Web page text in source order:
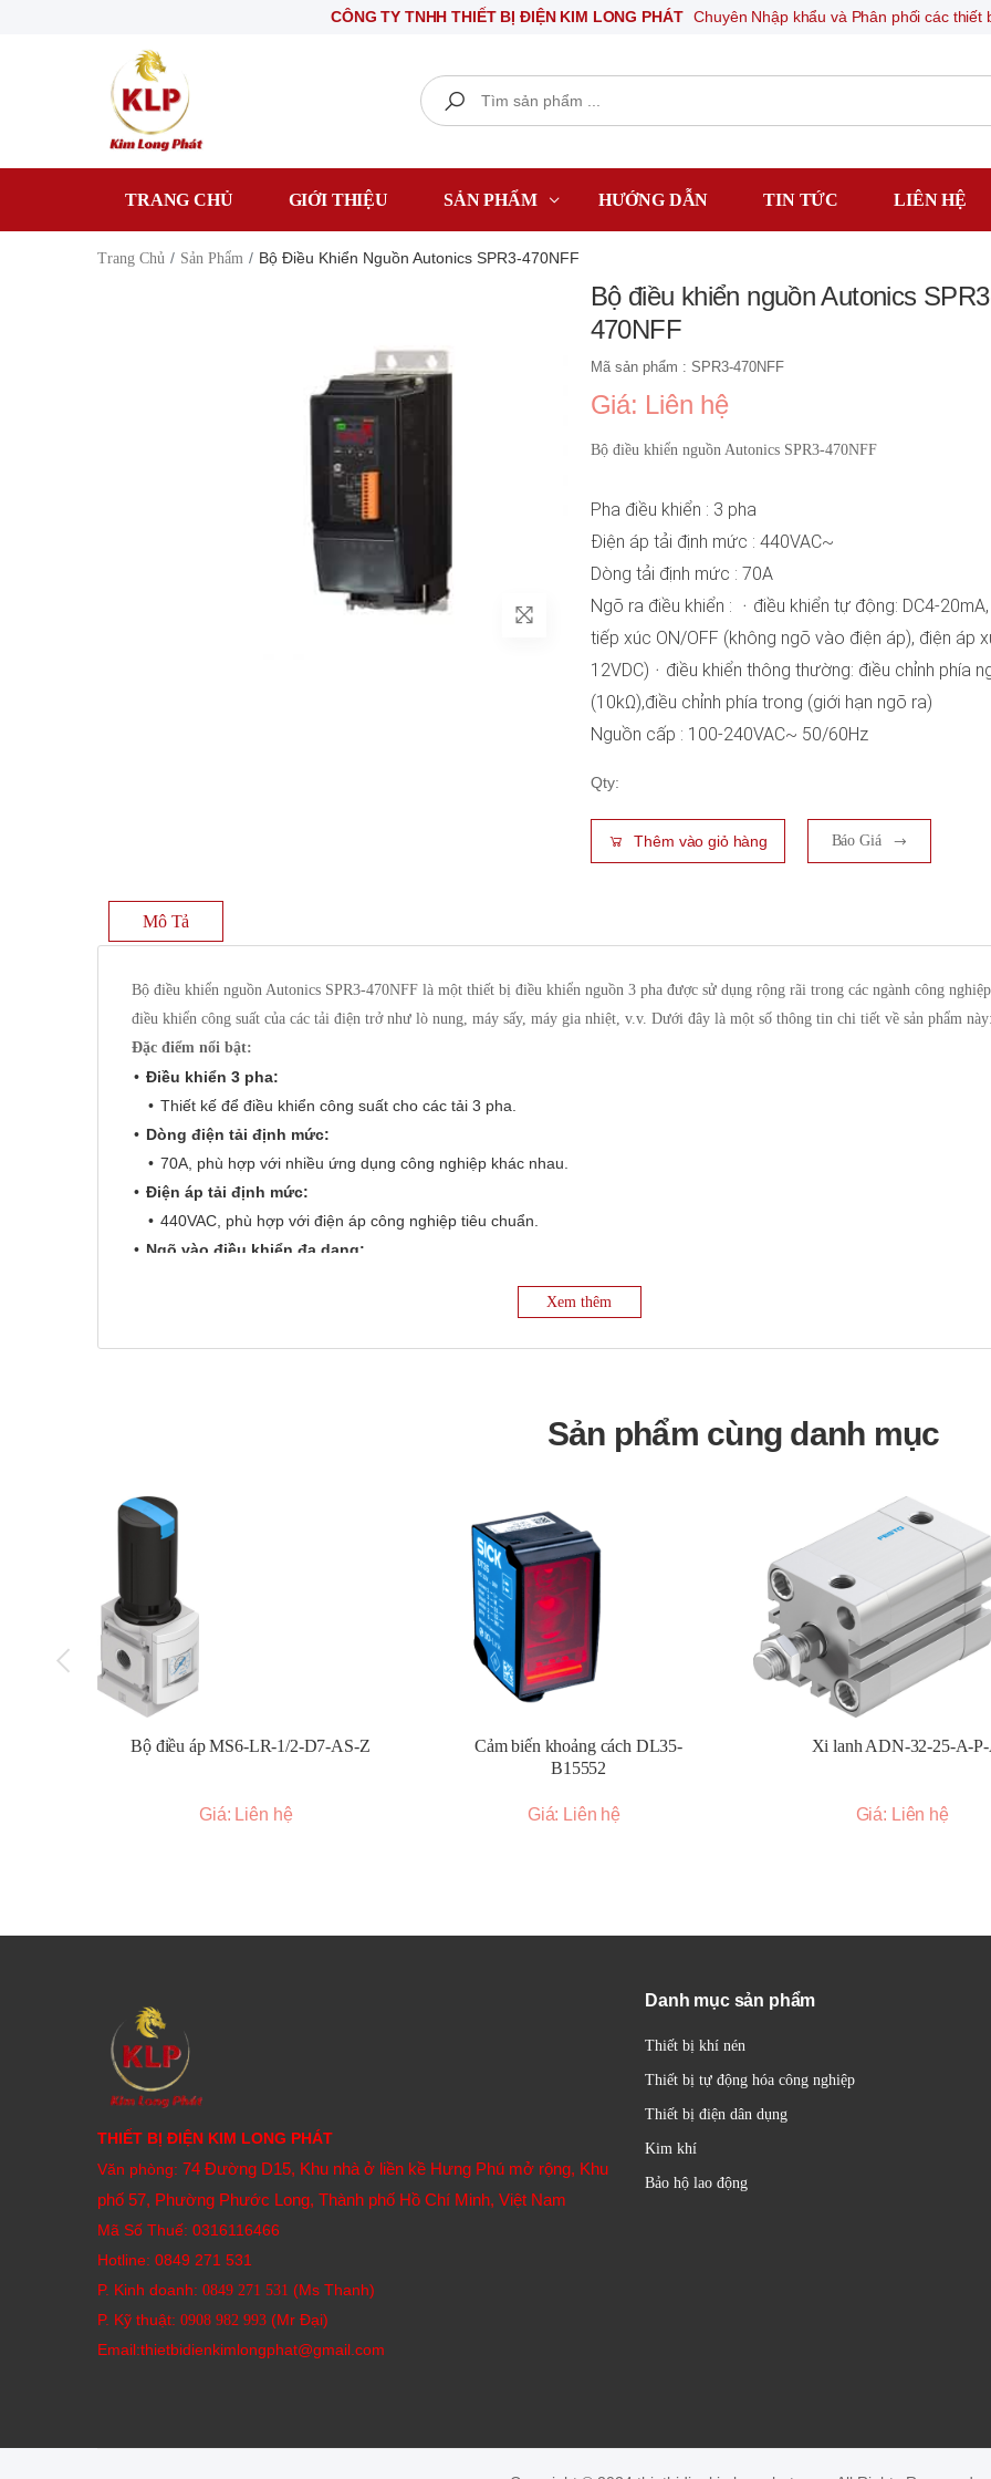
CÔNG TY TNHH THIẾT BỊ ĐIỆN KIM LONG PHÁT Chuyên Nhập khẩu và Phân phối các thiết bị khí
Search
TRANG CHỦ GIỚI THIỆU SẢN PHẨM HƯỚNG DẪN TIN TỨC LIÊN HỆ
Trang Chủ Sản Phẩm Bộ Điều Khiển Nguồn Autonics SPR3-470NFF
Bộ điều khiển nguồn Autonics
470NFF
Mã sản phẩm : SPR3-470NFF
Giá: Liên hệ
Bộ điều khiển nguồn Autonics SPR3-470NFF
Pha điều khiển : 3 pha
Điện áp tải định mức : 440VAC~
Dòng tải định mức : 70A
Ngõ ra điều khiển : ᆞđiều khiển tự động: DC4-20mA,
tiếp xúc ON/OFF (không ngõ vào điện áp), điện áp
12VDC)ᆞđiều khiển thông thường: điều chỉnh phía
(10kΩ),điều chỉnh phía trong (giới hạn ngõ ra)
Nguồn cấp : 100-240VAC~ 50/60Hz
Qty:
Thêm vào giỏ hàng Báo Giá
Mô Tả
Bộ điều khiển nguồn Autonics SPR3-470NFF là một thiết bị điều khiển nguồn 3 pha được sử dụng rộng rãi trong các ngành công
điều khiển công suất của các tải điện trở như lò nung, máy sấy, máy gia nhiệt, v.v. Dưới đây là một số thông tin chi tiết về sản phẩm này:
Đặc điểm nổi bật:
Điều khiển 3 pha:
Thiết kế để điều khiển công suất cho các tải 3 pha.
Dòng điện tải định mức:
70A, phù hợp với nhiều ứng dụng công nghiệp khác nhau.
Điện áp tải định mức:
440VAC, phù hợp với điện áp công nghiệp tiêu chuẩn.
Ngõ vào điều khiển đa dạng:
Ứng dụng:
Điều khiển công suất cho máy gia nhiệt trong ngành nhựa, thực phẩm, hóa chất.
Điều khiển công suất cho các tải điện trở trong các hệ thống công nghiệp.
Bảo hành 12 tháng
Xem thêm
Sản phẩm cùng danh mục
Bộ điều áp MS6-LR-1/2-D7-AS-Z
Giá: Liên hệ
Cảm biến khoảng cách DL35-
B15552
Giá: Liên hệ
Xi lanh ADN-32-25-A-
Giá: Liên hệ
THIẾT BỊ ĐIỆN KIM LONG PHÁT
Văn phòng: 74 Đường D15, Khu nhà ở liền kề Hưng Phú mở rộng, Khu
phố 57, Phường Phước Long, Thành phố Hồ Chí Minh, Việt Nam
Mã Số Thuế: 0316116466
Hotline: 0849 271 531
P. Kinh doanh: 0849 271 531 (Ms Thanh)
P. Kỹ thuật: 0908 982 993​ (Mr Đại)
Email:thietbidienkimlongphat@gmail.com
Danh mục sản phẩm
Thiết bị khí nén
Thiết bị tự động hóa công nghiệp
Thiết bị điện dân dụng
Kim khí
Bảo hộ lao động